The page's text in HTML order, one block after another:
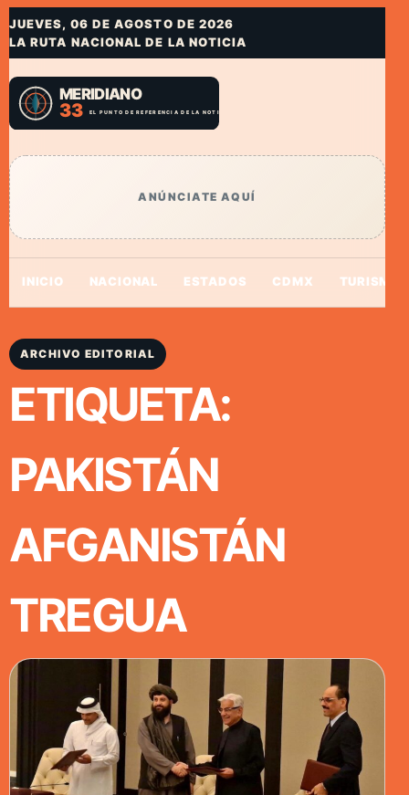
JUEVES, 06 DE AGOSTO DE 2026
LA RUTA NACIONAL DE LA NOTICIA
ANÚNCIATE AQUÍ
INICIO NACIONAL ESTADOS CDMX TURISMO
ARCHIVO EDITORIAL
ETIQUETA:
PAKISTÁN
AFGANISTÁN
TREGUA